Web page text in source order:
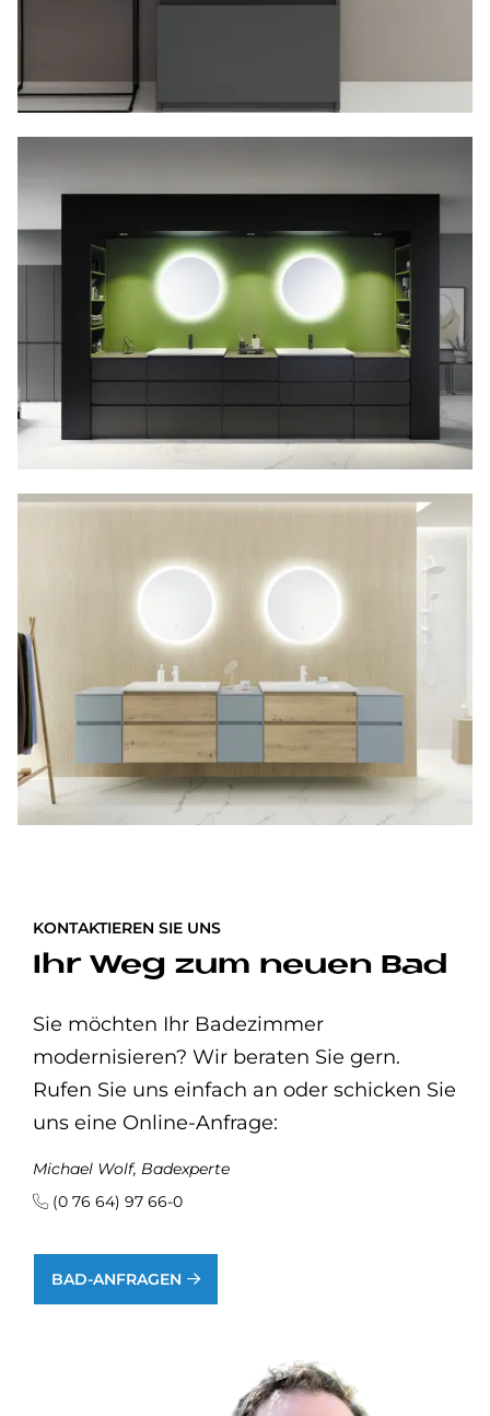
KONTAKTIEREN SIE UNS
Ihr Weg zum neuen Bad
Sie möchten Ihr Badezimmer
modernisieren? Wir beraten Sie gern.
Rufen Sie uns einfach an oder schicken Sie
uns eine Online-Anfrage:
Michael Wolf, Badexperte
(0 76 64) 97 66-0
BAD-ANFRAGEN